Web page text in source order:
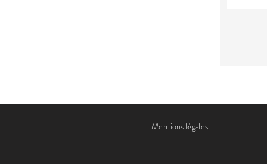
Mentions légales